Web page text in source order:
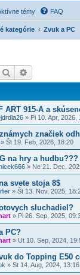
témy FAQ
kategórie Zvuk a PC
Hľadať
ART 915-A a
» Pi 10. Apr, 2026,
značiek
» Št 19. Feb, 2026, 18:20
na hry a hudbu???
» Ne 21. Dec,
svete stoja 8$
» Št 13. Nov, 2025,
sluchadiel?
» Pi 26. Sep, 2025,
PC?
» Ut 10. Sep, 2024,
do Topping E50
» St 14. Aug, 2024, 13:16